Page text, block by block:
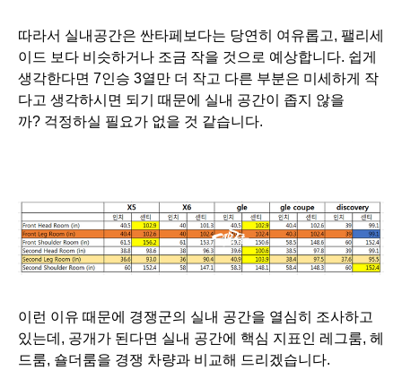
따라서 실내공간은 싼타페보다는 당연히 여유롭고, 팰리세
이드 보다 비슷하거나 조금 작을 것으로 예상합니다. 쉽게
생각한다면 7인승 3열만 더 작고 다른 부분은 미세하게 작
다고 생각하시면 되기 때문에 실내 공간이 좁지 않을
까? 걱정하실 필요가 없을 것 같습니다.
이런 이유 때문에 경쟁군의 실내 공간을 열심히 조사하고
있는데, 공개가 된다면 실내 공간에 핵심 지표인 레그룸, 헤
드룸, 숄더룸을 경쟁 차량과 비교해 드리겠습니다.